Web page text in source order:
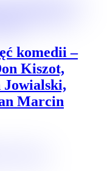
komedii –
Kiszot,
Jowialski,
Marcin